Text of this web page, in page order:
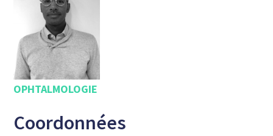
OPHTALMOLOGIE
Coordonnées